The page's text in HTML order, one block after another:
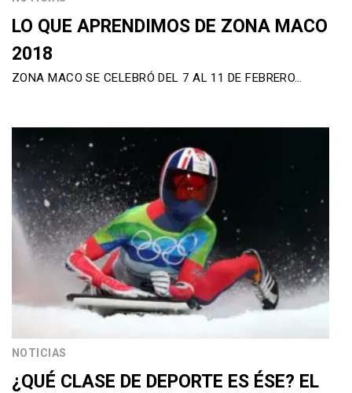
LO QUE APRENDIMOS DE ZONA MACO
2018
ZONA MACO SE CELEBRÓ DEL 7 AL 11 DE FEBRERO…
NOTICIAS
¿QUÉ CLASE DE DEPORTE ES ÉSE? EL